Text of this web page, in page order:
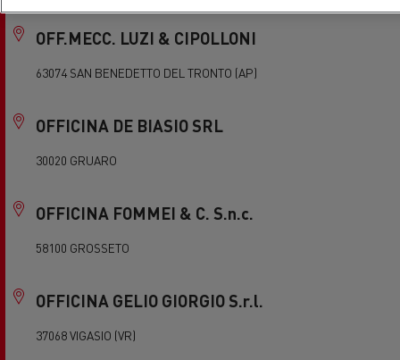
OFF.MECC. LUZI & CIPOLLONI
63074 SAN BENEDETTO DEL TRONTO (AP)
OFFICINA DE BIASIO SRL
30020 GRUARO
OFFICINA FOMMEI & C. S.n.c.
58100 GROSSETO
OFFICINA GELIO GIORGIO S.r.l.
37068 VIGASIO (VR)